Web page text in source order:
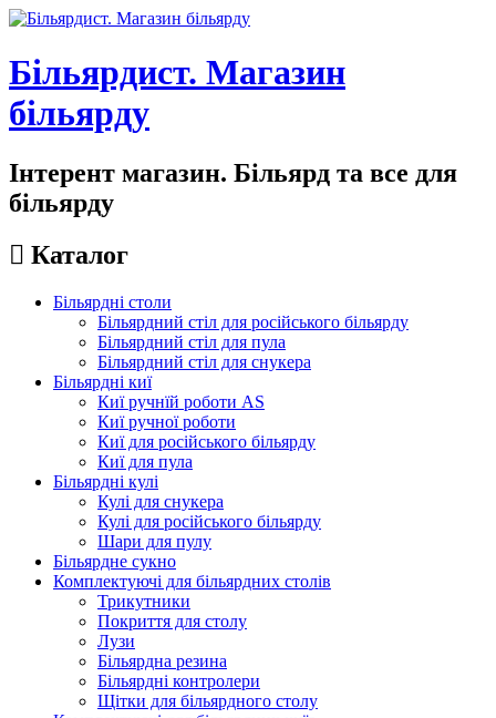
Більярдист. Магазин
більярду
Інтерент магазин. Більярд та все для
більярду
Каталог
Більярдні столи
Більярдний стіл для російського більярду
Більярдний стіл для пула
Більярдний стіл для снукера
Більярдні киї
Киї ручнїй роботи AS
Киї ручної роботи
Киї для російського більярду
Киї для пула
Більярдні кулі
Кулі для снукера
Кулі для російського більярду
Шари для пулу
Більярдне сукно
Комплектуючі для більярдних столів
Трикутники
Покриття для столу
Лузи
Більярдна резина
Більярдні контролери
Щітки для більярдного столу